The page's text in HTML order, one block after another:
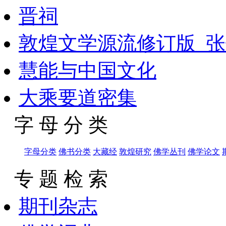
晋祠
敦煌文学源流修订版_
慧能与中国文化
大乘要道密集
字 母 分 类
字母分类 佛书分类 大藏经 敦煌研究 佛学丛刊 佛学论文
专 题 检 索
期刊杂志